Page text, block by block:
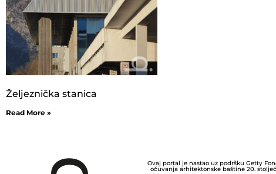
Željeznička stanica
Read More »
Ovaj portal je nastao uz podršku Getty
očuvanja arhitektonske baštine 20.